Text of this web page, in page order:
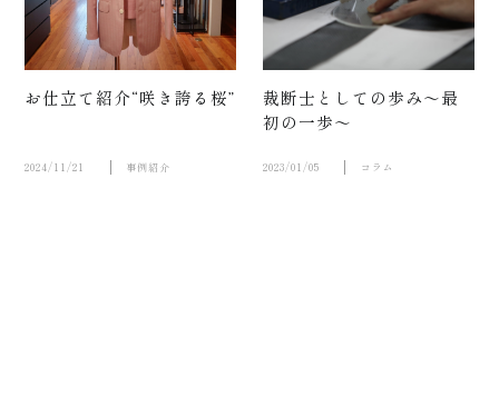
い
お仕立て紹介“咲き誇る桜”
2024/11/21 事例紹介
裁断士としての歩み～最
初の一歩～
2023/01/05 コラム